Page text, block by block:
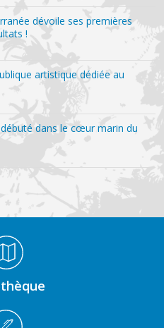
dévoile ses premières
!
artistique dédiée au
dans le cœur marin du